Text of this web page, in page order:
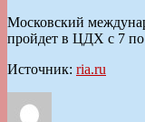
Московский
пройдет в ЦДХ с 7
Источник: ria.ru